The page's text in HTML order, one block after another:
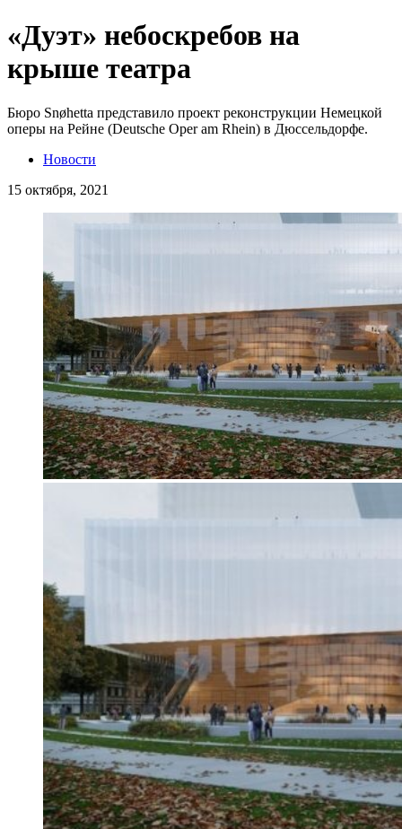
«Дуэт» небоскребов на
крыше театра
Бюро Snøhetta представило проект реконструкции Немецкой
оперы на Рейне (Deutsche Oper am Rhein) в Дюссельдорфе.
Новости
15 октября, 2021